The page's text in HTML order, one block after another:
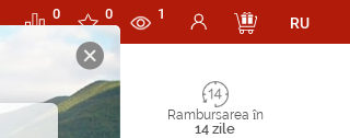
0 0 1
RU
Rambursarea în
14 zile